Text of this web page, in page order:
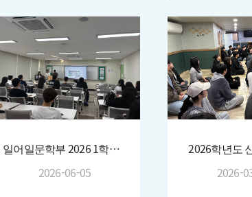
일어일문학부 2026 1학기 종강총회
2026-06-05
2026학년도
2026-